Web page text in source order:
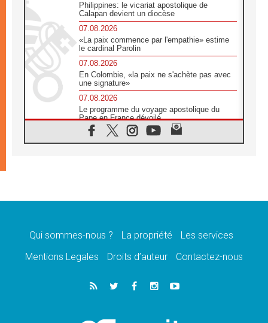
Philippines: le vicariat apostolique de
Calapan devient un diocèse
07.08.2026
«La paix commence par l'empathie» estime
le cardinal Parolin
07.08.2026
En Colombie, «la paix ne s'achète pas avec
une signature»
07.08.2026
Le programme du voyage apostolique du
Pape en France dévoilé
07.08.2026
1ère Conférence continentale sur l'éducation
07.08.2026
07.08.2026
lancement des «dix jours de prière pour la
06.08.2026
Préparatifs des JMJ 2027 à Séoul: «c'est
Qui sommes-nous ? La propriété
Les services
Mentions Legales
Droits d’auteur Contactez-nous